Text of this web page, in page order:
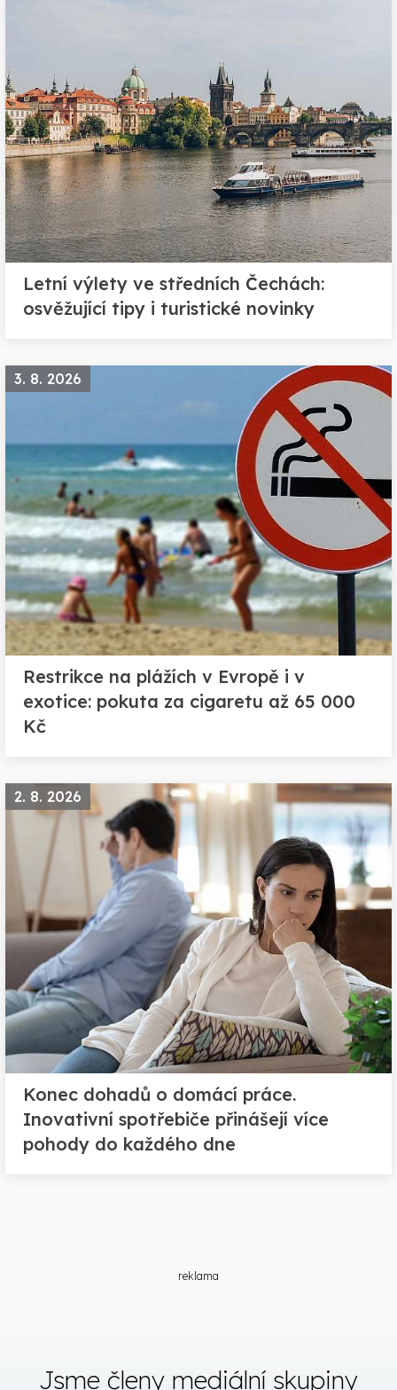
Letní výlety ve středních Čechách:
osvěžující tipy i turistické novinky
3. 8. 2026
Restrikce na plážích v Evropě i v
exotice: pokuta za cigaretu až 65 000
Kč
2. 8. 2026
Konec dohadů o domácí práce.
Inovativní spotřebiče přinášejí více
pohody do každého dne
reklama
Jsme členy mediální skupiny